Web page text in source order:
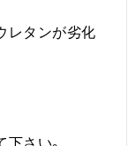
レタンが劣化
さい。